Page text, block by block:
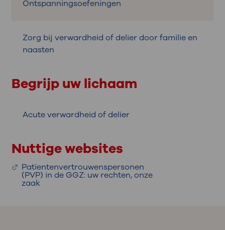
Ontspanningsoefeningen
Zorg bij verwardheid of delier door familie en
naasten
Begrijp uw lichaam
Acute verwardheid of delier
Nuttige websites
Patientenvertrouwenspersonen
(PVP) in de GGZ: uw rechten, onze
zaak